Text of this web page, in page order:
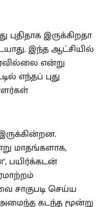
இருக்கிறதா
இந்த ஆட்சியில்
என்று
எந்தப் புது
மாதங்களாக,
பயிர்க்கடன்
சாகுபடி செய்ய
கடந்த மூன்று